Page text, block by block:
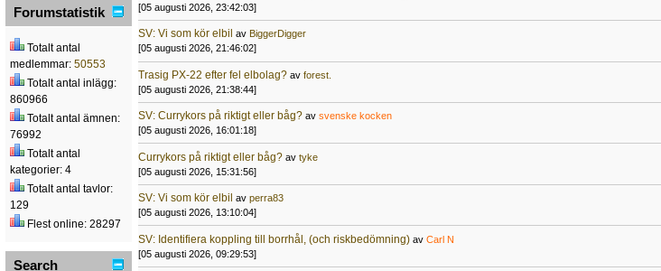
Forumstatistik
Totalt antal
medlemmar: 50553
Totalt antal inlägg:
860966
Totalt antal ämnen:
76992
Totalt antal
kategorier: 4
Totalt antal tavlor:
129
Flest online: 28297
Search
[05 augusti 2026, 23:42:03]
SV: Vi som kör elbil av BiggerDigger
[05 augusti 2026, 21:46:02]
Trasig PX-22 efter fel elbolag? av forest.
[05 augusti 2026, 21:38:44]
SV: Currykors på riktigt eller båg? av svenske kocken
[05 augusti 2026, 16:01:18]
Currykors på riktigt eller båg? av tyke
[05 augusti 2026, 15:31:56]
SV: Vi som kör elbil av perra83
[05 augusti 2026, 13:10:04]
SV: Identifiera koppling till borrhål, (och riskbedömning) av Carl N
[05 augusti 2026, 09:29:53]